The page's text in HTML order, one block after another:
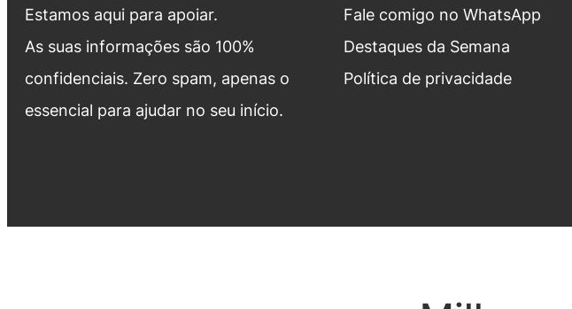
Estamos aqui para apoiar.
As suas informações são 100%
confidenciais. Zero spam, apenas o
essencial para ajudar no seu início.
Fale comigo no WhatsApp
Destaques da Semana
Política de privacidade